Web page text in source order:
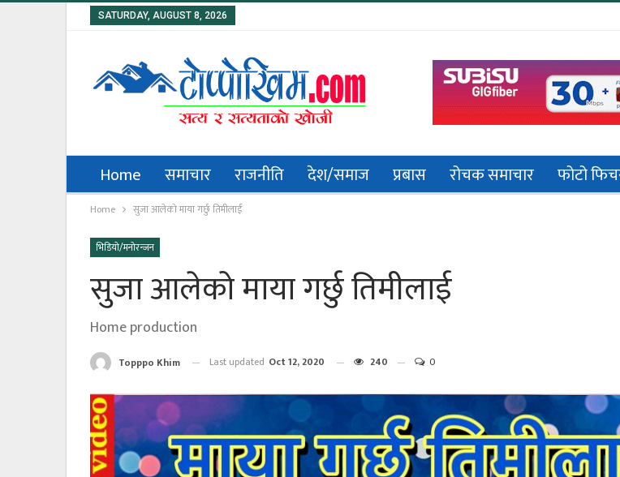
SATURDAY, AUGUST 8, 2026
Home समाचार राजनीति देश/समाज प्रबास रोचक समाचार फोटो
Home सुजा आलेको माया गर्छु तिमीलाई
भिडियो/मनोरन्जन
सुजा आलेको माया गर्छु तिमीलाई
Home production
Topppo Khim Last updated Oct 12, 2020 240 0